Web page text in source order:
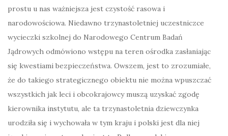
prostu u nas ważniejsza jest czystość rasowa i
narodowościowa. Niedawno trzynastoletniej uczestniczce
wycieczki szkolnej do Narodowego Centrum Badań
Jądrowych odmówiono wstępu na teren ośrodka zasłaniając
się kwestiami bezpieczeństwa. Owszem, jest to zrozumiałe,
że do takiego strategicznego obiektu nie można wpuszczać
wszystkich jak leci i obcokrajowcy muszą uzyskać zgodę
kierownika instytutu, ale ta trzynastoletnia dziewczynka
urodziła się i wychowała w tym kraju i polski jest dla niej